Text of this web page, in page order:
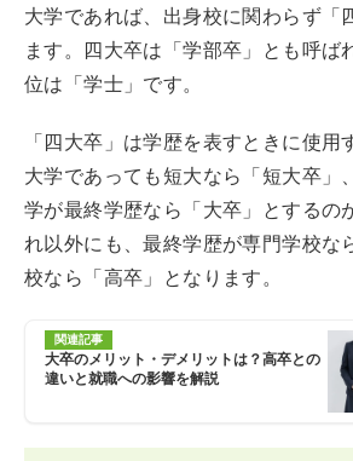
大学であれば、出身校に関わらず「
ます。四大卒は「学部卒」とも呼ば
位は「学士」です。
「四大卒」は学歴を表すときに使用
大学であっても短大なら「短大卒」
学が最終学歴なら「大卒」とするの
れ以外にも、最終学歴が専門学校な
校なら「高卒」となります。
関連記事
大卒のメリット・デメリットは？高卒との
違いと就職への影響を解説